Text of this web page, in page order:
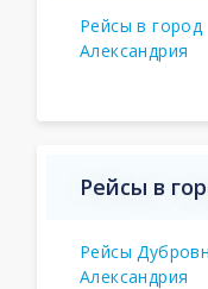
Рейсы в город
Александрия
Рейсы в
Рейсы
Александрия